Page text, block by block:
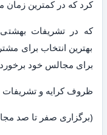
کرد که در کمترین زمان
که در تشریفات بهشتی
بهترین انتخاب برای
برای مجالس خود
ظروف کرایه و
(برگزاری صفر تا صد